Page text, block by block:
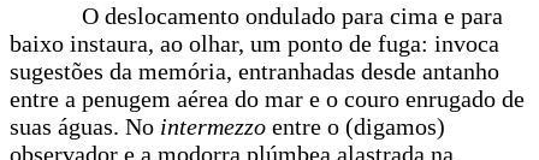
O deslocamento ondulado para cima e para
baixo instaura, ao olhar, um ponto de fuga: invoca
sugestões da memória, entranhadas desde antanho
entre a penugem aérea do mar e o couro enrugado de
suas águas. No intermezzo entre o (digamos)
observador e a modorra plúmbea alastrada na